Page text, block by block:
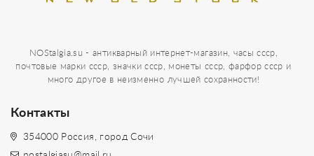
NOStalgia.su - антикварный интернет-магазин, часы ссср,
почтовые марки ссср, значки ссср, монеты ссср, фарфор ссср и
много другое в неизменно лучшей сохранности!
Контакты
354000 Россия, город Сочи